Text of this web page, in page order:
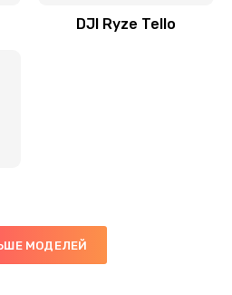
DJI Ryze Tello
МОДЕЛЕЙ